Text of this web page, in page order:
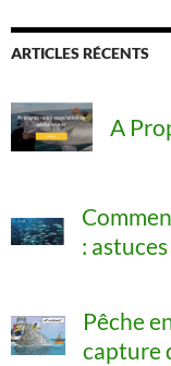
ARTICLES RÉCENTS
A
:
Pêche
capture